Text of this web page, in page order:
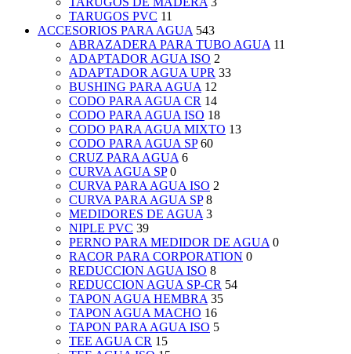
TARUGOS PVC 11
ACCESORIOS PARA AGUA 543
ABRAZADERA PARA TUBO AGUA 11
ADAPTADOR AGUA ISO 2
ADAPTADOR AGUA UPR 33
BUSHING PARA AGUA 12
CODO PARA AGUA CR 14
CODO PARA AGUA ISO 18
CODO PARA AGUA MIXTO 13
CODO PARA AGUA SP 60
CRUZ PARA AGUA 6
CURVA AGUA SP 0
CURVA PARA AGUA ISO 2
CURVA PARA AGUA SP 8
MEDIDORES DE AGUA 3
NIPLE PVC 39
PERNO PARA MEDIDOR DE AGUA 0
RACOR PARA CORPORATION 0
REDUCCION AGUA ISO 8
REDUCCION AGUA SP-CR 54
TAPON AGUA HEMBRA 35
TAPON AGUA MACHO 16
TAPON PARA AGUA ISO 5
TEE AGUA CR 15